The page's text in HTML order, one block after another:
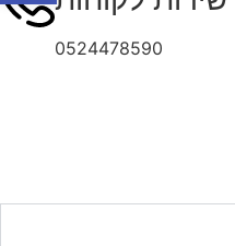
0524478590